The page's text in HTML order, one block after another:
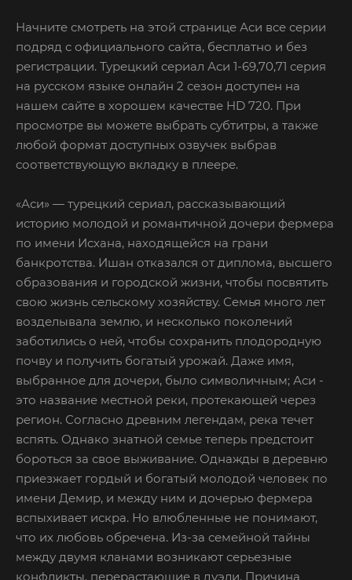
Начните смотреть на этой странице Аси все серии
подряд с официального сайта, бесплатно и без
регистрации. Турецкий сериал Аси 1-69,70,71 серия
на русском языке онлайн 2 сезон доступен на
нашем сайте в хорошем качестве HD 720. При
просмотре вы можете выбрать субтитры, а также
любой формат доступных озвучек выбрав
соответствующую вкладку в плеере.
«Аси» — турецкий сериал, рассказывающий
историю молодой и романтичной дочери фермера
по имени Исхана, находящейся на грани
банкротства. Ишан отказался от диплома, высшего
образования и городской жизни, чтобы посвятить
свою жизнь сельскому хозяйству. Семья много лет
возделывала землю, и несколько поколений
заботились о ней, чтобы сохранить плодородную
почву и получить богатый урожай. Даже имя,
выбранное для дочери, было символичным; Аси -
это название местной реки, протекающей через
регион. Согласно древним легендам, река течет
вспять. Однако знатной семье теперь предстоит
бороться за свое выживание. Однажды в деревню
приезжает гордый и богатый молодой человек по
имени Демир, и между ним и дочерью фермера
вспыхивает искра. Но влюбленные не понимают,
что их любовь обречена. Из-за семейной тайны
между двумя кланами возникают серьезные
конфликты, перерастающие в дуэли. Причина